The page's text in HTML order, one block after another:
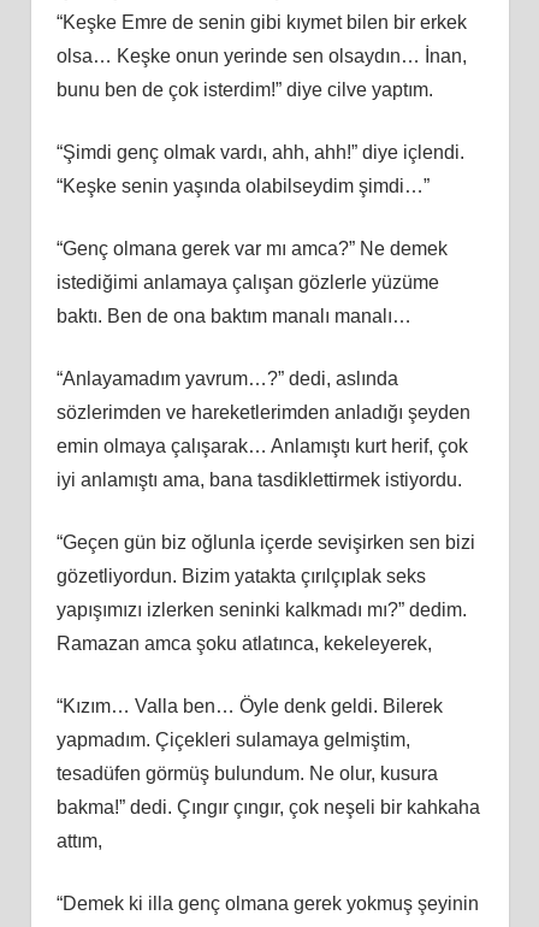
“Keşke Emre de senin gibi kıymet bilen bir erkek
olsa… Keşke onun yerinde sen olsaydın… İnan,
bunu ben de çok isterdim!” diye cilve yaptım.
“Şimdi genç olmak vardı, ahh, ahh!” diye içlendi.
“Keşke senin yaşında olabilseydim şimdi…”
“Genç olmana gerek var mı amca?” Ne demek
istediğimi anlamaya çalışan gözlerle yüzüme
baktı. Ben de ona baktım manalı manalı…
“Anlayamadım yavrum…?” dedi, aslında
sözlerimden ve hareketlerimden anladığı şeyden
emin olmaya çalışarak… Anlamıştı kurt herif, çok
iyi anlamıştı ama, bana tasdiklettirmek istiyordu.
“Geçen gün biz oğlunla içerde sevişirken sen bizi
gözetliyordun. Bizim yatakta çırılçıplak seks
yapışımızı izlerken seninki kalkmadı mı?” dedim.
Ramazan amca şoku atlatınca, kekeleyerek,
“Kızım… Valla ben… Öyle denk geldi. Bilerek
yapmadım. Çiçekleri sulamaya gelmiştim,
tesadüfen görmüş bulundum. Ne olur, kusura
bakma!” dedi. Çıngır çıngır, çok neşeli bir kahkaha
attım,
“Demek ki illa genç olmana gerek yokmuş şeyinin